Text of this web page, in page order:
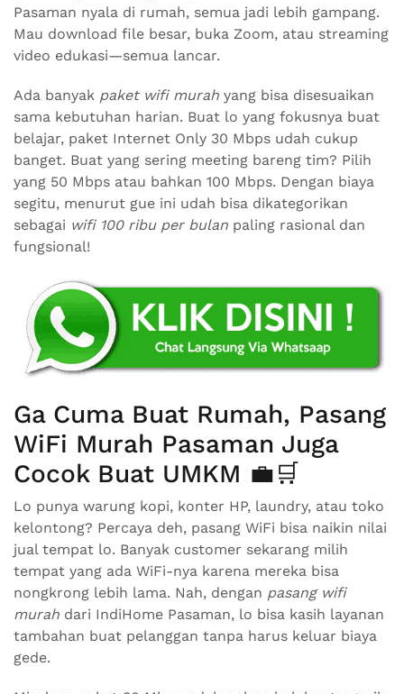
Pasaman nyala di rumah, semua jadi lebih gampang.
Mau download file besar, buka Zoom, atau streaming
video edukasi—semua lancar.
Ada banyak paket wifi murah yang bisa disesuaikan
sama kebutuhan harian. Buat lo yang fokusnya buat
belajar, paket Internet Only 30 Mbps udah cukup
banget. Buat yang sering meeting bareng tim? Pilih
yang 50 Mbps atau bahkan 100 Mbps. Dengan biaya
segitu, menurut gue ini udah bisa dikategorikan
sebagai wifi 100 ribu per bulan paling rasional dan
fungsional!
Ga Cuma Buat Rumah, Pasang
WiFi Murah Pasaman Juga
Cocok Buat UMKM 💼🛒
Lo punya warung kopi, konter HP, laundry, atau toko
kelontong? Percaya deh, pasang WiFi bisa naikin nilai
jual tempat lo. Banyak customer sekarang milih
tempat yang ada WiFi-nya karena mereka bisa
nongkrong lebih lama. Nah, dengan pasang wifi
murah dari IndiHome Pasaman, lo bisa kasih layanan
tambahan buat pelanggan tanpa harus keluar biaya
gede.